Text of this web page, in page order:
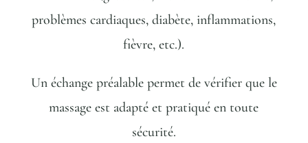
problèmes cardiaques, diabète, inflammations,
fièvre, etc.).
Un échange préalable permet de vérifier que le
massage est adapté et pratiqué en toute
sécurité.